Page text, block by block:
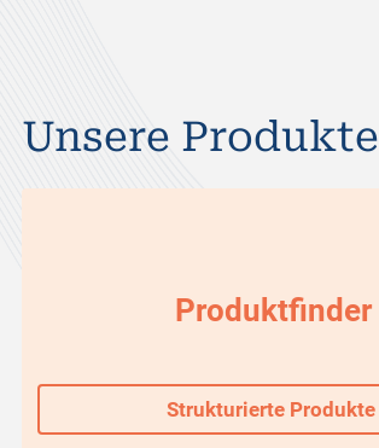
Unsere Produkte
Produktfinder
Strukturierte Produkte